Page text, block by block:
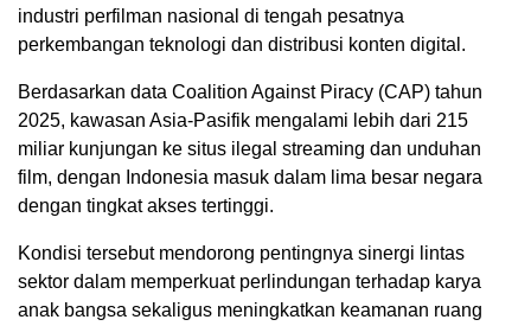
industri perfilman nasional di tengah pesatnya
perkembangan teknologi dan distribusi konten digital.
Berdasarkan data Coalition Against Piracy (CAP) tahun
2025, kawasan Asia-Pasifik mengalami lebih dari 215
miliar kunjungan ke situs ilegal streaming dan unduhan
film, dengan Indonesia masuk dalam lima besar negara
dengan tingkat akses tertinggi.
Kondisi tersebut mendorong pentingnya sinergi lintas
sektor dalam memperkuat perlindungan terhadap karya
anak bangsa sekaligus meningkatkan keamanan ruang